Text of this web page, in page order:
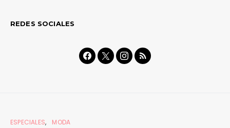
REDES SOCIALES
ESPECIALES MODA